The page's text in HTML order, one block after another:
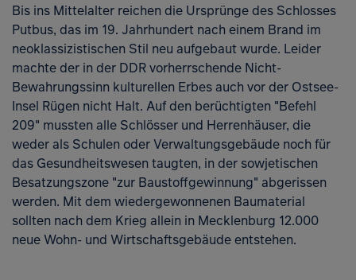
Bis ins Mittelalter reichen die Ursprünge des Schlosses
Putbus, das im 19. Jahrhundert nach einem Brand im
neoklassizistischen Stil neu aufgebaut wurde. Leider
machte der in der DDR vorherrschende Nicht-
Bewahrungssinn kulturellen Erbes auch vor der Ostsee-
Insel Rügen nicht Halt. Auf den berüchtigten "Befehl
209" mussten alle Schlösser und Herrenhäuser, die
weder als Schulen oder Verwaltungsgebäude noch für
das Gesundheitswesen taugten, in der sowjetischen
Besatzungszone "zur Baustoffgewinnung" abgerissen
werden. Mit dem wiedergewonnenen Baumaterial
sollten nach dem Krieg allein in Mecklenburg 12.000
neue Wohn- und Wirtschaftsgebäude entstehen.